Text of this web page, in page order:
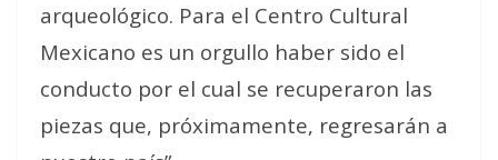
arqueológico. Para el Centro Cultural
Mexicano es un orgullo haber sido el
conducto por el cual se recuperaron las
piezas que, próximamente, regresarán a